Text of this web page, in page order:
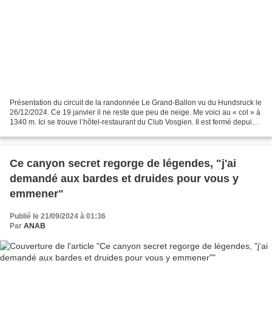
Présentation du circuit de la randonnée Le Grand-Ballon vu du Hundsruck le
26/12/2024. Ce 19 janvier il ne reste que peu de neige. Me voici au « col » à
1340 m. Ici se trouve l’hôtel-restaurant du Club Vosgien. Il est fermé depuis
Ce canyon secret regorge de légendes, "j'ai
demandé aux bardes et druides pour vous y
emmener"
Publié le 21/09/2024 à 01:36
Par ANAB